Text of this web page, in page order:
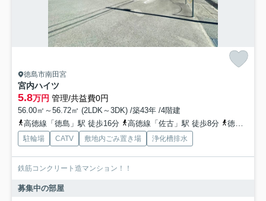
徳島市南田宮
宮内ハイツ
5.8万円 管理/共益費0円
56.00㎡～56.72㎡ (2LDK～3DK) /築43年 /4階建
高徳線「徳島」駅 徒歩16分
高徳線「佐古」駅 徒歩8分 徳島線「蔵本」駅 徒歩35分
駐輪場 CATV 敷地内ごみ置き場 浄化槽排水
鉄筋コンクリート造マンション！！
募集中の部屋